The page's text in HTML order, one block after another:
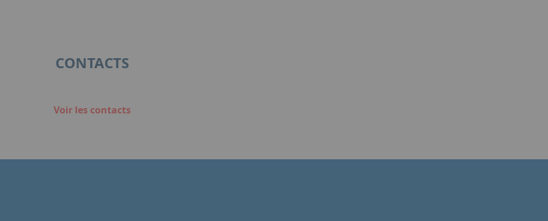
CONTACTS
Voir les contacts